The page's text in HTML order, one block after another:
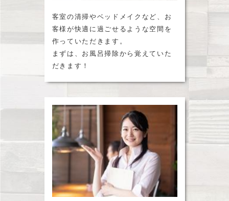
客室の清掃やベッドメイクなど、お
客様が快適に過ごせるような空間を
作っていただきます。
まずは、お風呂掃除から覚えていた
だきます！